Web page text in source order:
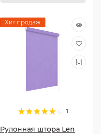
Хит продаж
1
Рулонная штора Len